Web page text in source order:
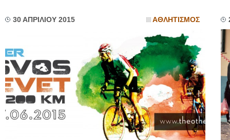
30 ΑΠΡΙΛΙΟΥ 2015 ΑΘΛΗΤΙΣΜΟΣ